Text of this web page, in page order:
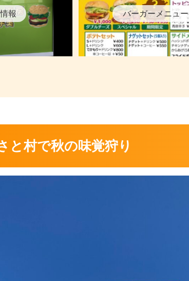
報 バーガーメニュー
と村で秋の味覚狩り